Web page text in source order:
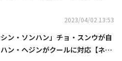
2023/04/02 13:53
シン・ソンハン」チョ・スンウが自
ン・ヘジンがクールに対応【ネタ